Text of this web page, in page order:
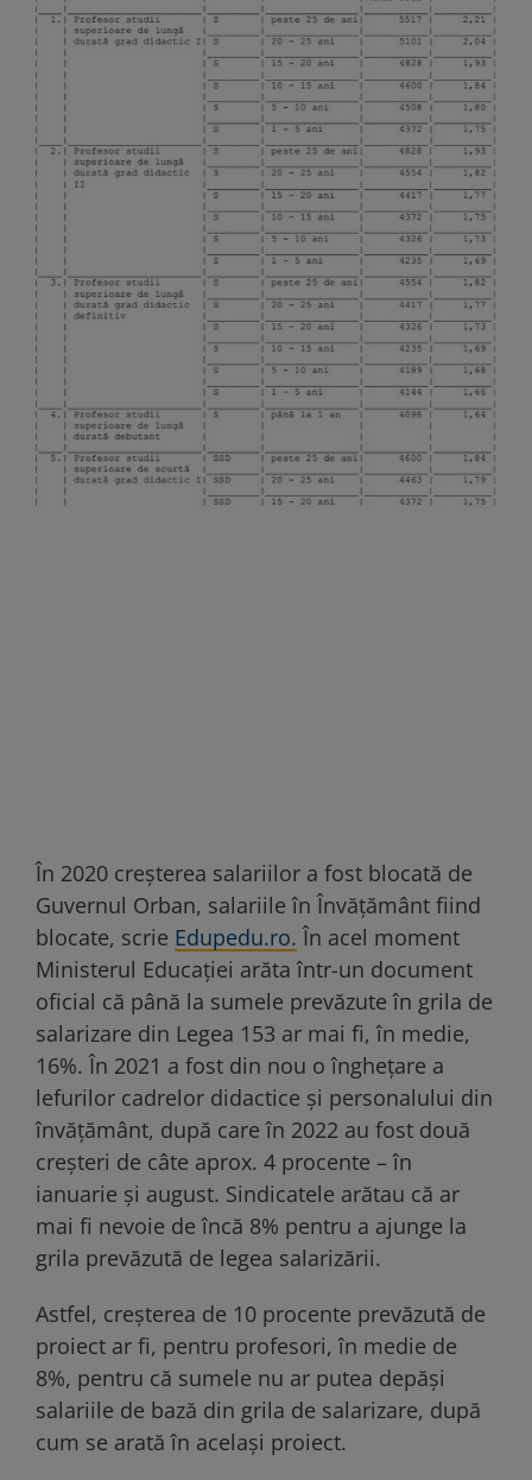
În 2020 creșterea salariilor a fost blocată de
Guvernul Orban, salariile în Învățământ fiind
blocate, scrie Edupedu.ro. În acel moment
Ministerul Educației arăta într-un document
oficial că până la sumele prevăzute în grila de
salarizare din Legea 153 ar mai fi, în medie,
16%. În 2021 a fost din nou o înghețare a
lefurilor cadrelor didactice și personalului din
învățământ, după care în 2022 au fost două
creșteri de câte aprox. 4 procente – în
ianuarie și august. Sindicatele arătau că ar
mai fi nevoie de încă 8% pentru a ajunge la
grila prevăzută de legea salarizării.
Astfel, creșterea de 10 procente prevăzută de
proiect ar fi, pentru profesori, în medie de
8%, pentru că sumele nu ar putea depăși
salariile de bază din grila de salarizare, după
cum se arată în același proiect.